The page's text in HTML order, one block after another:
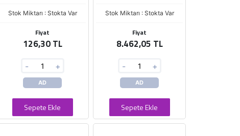
Stok Miktarı : Stokta Var
Fiyat
126,30 TL
- +
AD
Sepete Ekle
Stok Miktarı : Stokta Var
Fiyat
8.462,05 TL
- +
AD
Sepete Ekle